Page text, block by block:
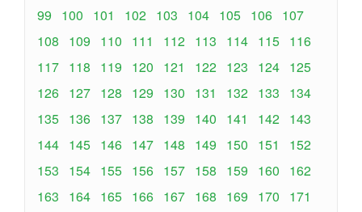
99
100 101 102 103 104 105 106 107
108
109 110 111 112 113 114 115 116
117 118 119 120 121 122 123 124 125
126 127 128 129 130 131 132 133
134
135 136 137 138 139 140 141 142 143
144 145 146 147 148 149 150 151
152
153
154 155 156 157 158 159 160
162
163
164 165 166 167 168 169 170
171